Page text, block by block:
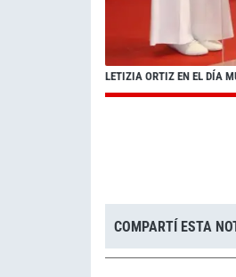
LETIZIA ORTIZ EN EL DÍA
COMPARTÍ ESTA